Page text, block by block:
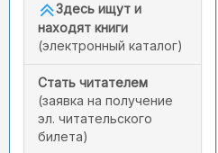
Здесь ищут и
находят книги
(электронный каталог)
Стать читателем
(заявка на получение
эл. читательского
билета)